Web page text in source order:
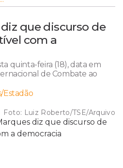
que discurso de
com a
quinta-feira (18), data em
de Combate ao
Estadão
Foto: Luiz Roberto/TSE/Arquivo